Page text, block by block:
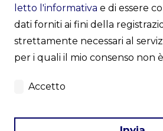
letto l'informativa e di essere
dati forniti ai fini della
strettamente necessari al
per i quali il mio consenso non
Accetto